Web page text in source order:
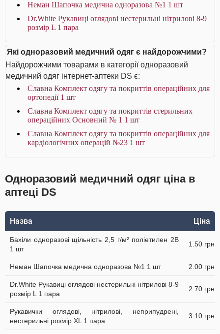
Неман Шапочка медична одноразова №1 1 шт
Dr.White Рукавиці оглядові нестерильні нітрилові 8-9
розмір L 1 пара
Які одноразовий медичний одяг є найдорожчими?
Найдорожчими товарами в категорії одноразовий
медичний одяг інтернет-аптеки DS є:
Славна Комплект одягу та покриттів операційних для
ортопедії 1 шт
Славна Комплект одягу та покриттів стерильних
операційних Основний № 1 1 шт
Славна Комплект одягу та покриттів операційних для
кардіологічних операцій №23 1 шт
Одноразовий медичний одяг ціна в
аптеці DS
Назва Ціна
Бахіли одноразові щільність 2,5 г/м² поліетилен 2В
1 шт
1.50 грн
Неман Шапочка медична одноразова №1 1 шт 2.00 грн
Dr.White Рукавиці оглядові нестерильні нітрилові 8-9
розмір L 1 пара
2.70 грн
Рукавички оглядові, нітрилові, неприпудрені,
нестерильні розмір XL 1 пара
3.10 грн